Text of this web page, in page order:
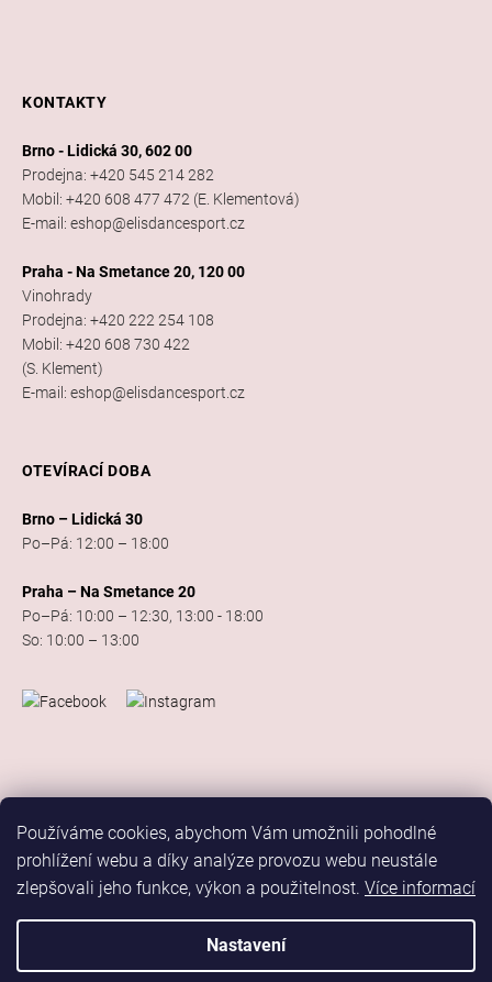
Používáme cookies, abychom Vám umožnili pohodlné
prohlížení webu a díky analýze provozu webu neustále
zlepšovali jeho funkce, výkon a použitelnost. Více informací
Nastavení
KONTAKTY
Brno - Lidická 30, 602 00
Prodejna: +420 545 214 282
Mobil: +420 608 477 472 (E. Klementová)
E-mail: eshop@elisdancesport.cz
Praha - Na Smetance 20, 120 00
Vinohrady
Prodejna: +420 222 254 108
Mobil: +420 608 730 422
(S. Klement)
E-mail: eshop@elisdancesport.cz
OTEVÍRACÍ DOBA
Brno – Lidická 30
Po–Pá: 12:00 – 18:00
Praha – Na Smetance 20
Po–Pá: 10:00 – 12:30, 13:00 - 18:00
So: 10:00 – 13:00
Vytvořil Shoptet
Elis Dance Sport . Všechna práva vyhrazena.
Upravit nastavení cookiesMarketing